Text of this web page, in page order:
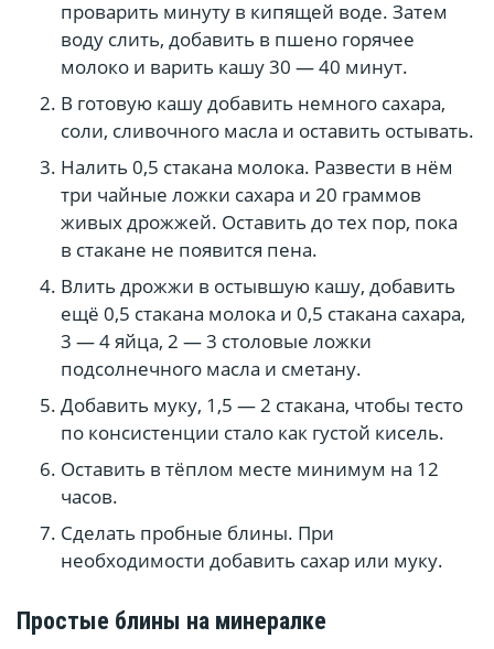
проварить минуту в кипящей воде. Затем
воду слить, добавить в пшено горячее
молоко и варить кашу 30 — 40 минут.
В готовую кашу добавить немного сахара,
соли, сливочного масла и оставить остывать.
Налить 0,5 стакана молока. Развести в нём
три чайные ложки сахара и 20 граммов
живых дрожжей. Оставить до тех пор, пока
в стакане не появится пена.
Влить дрожжи в остывшую кашу, добавить
ещё 0,5 стакана молока и 0,5 стакана сахара,
3 — 4 яйца, 2 — 3 столовые ложки
подсолнечного масла и сметану.
Добавить муку, 1,5 — 2 стакана, чтобы тесто
по консистенции стало как густой кисель.
Оставить в тёплом месте минимум на 12
часов.
Сделать пробные блины. При
необходимости добавить сахар или муку.
Простые блины на минералке